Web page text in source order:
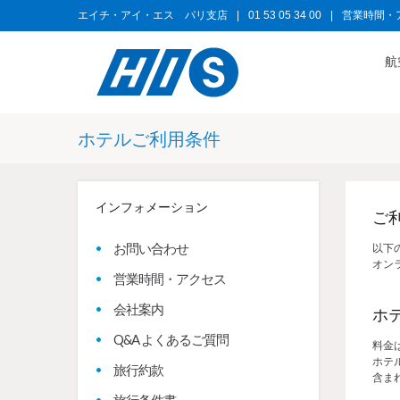
エイチ・アイ・エス パリ支店 01 53 05 34 00 営業時間・
ホテルご利用条件
インフォメーション
お問い合わせ
営業時間・アクセス
会社案内
Q&A よくあるご質問
旅行約款
ご
以下
オン
ホ
料金
ホテ
含ま